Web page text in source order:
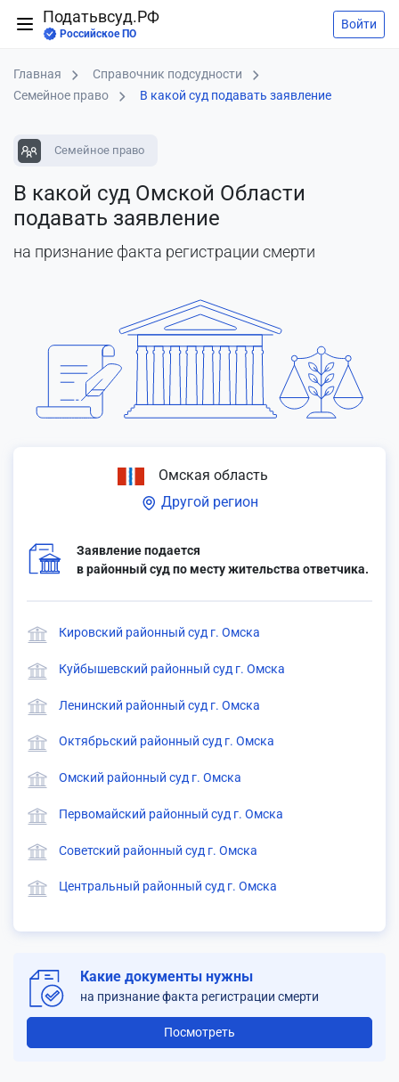
Податьвсуд.РФ
Российское ПО
Войти
Главная
Справочник подсудности
Семейное право
В какой суд подавать заявление
Семейное право
В какой суд Омской Области
подавать заявление
на признание факта регистрации смерти
Омская область
Другой регион
Заявление подается
в районный суд по месту жительства ответчика.
Кировский районный суд г. Омска
Куйбышевский районный суд г. Омска
Ленинский районный суд г. Омска
Октябрьский районный суд г. Омска
Омский районный суд г. Омска
Первомайский районный суд г. Омска
Советский районный суд г. Омска
Центральный районный суд г. Омска
Какие документы нужны
на признание факта регистрации смерти
Посмотреть